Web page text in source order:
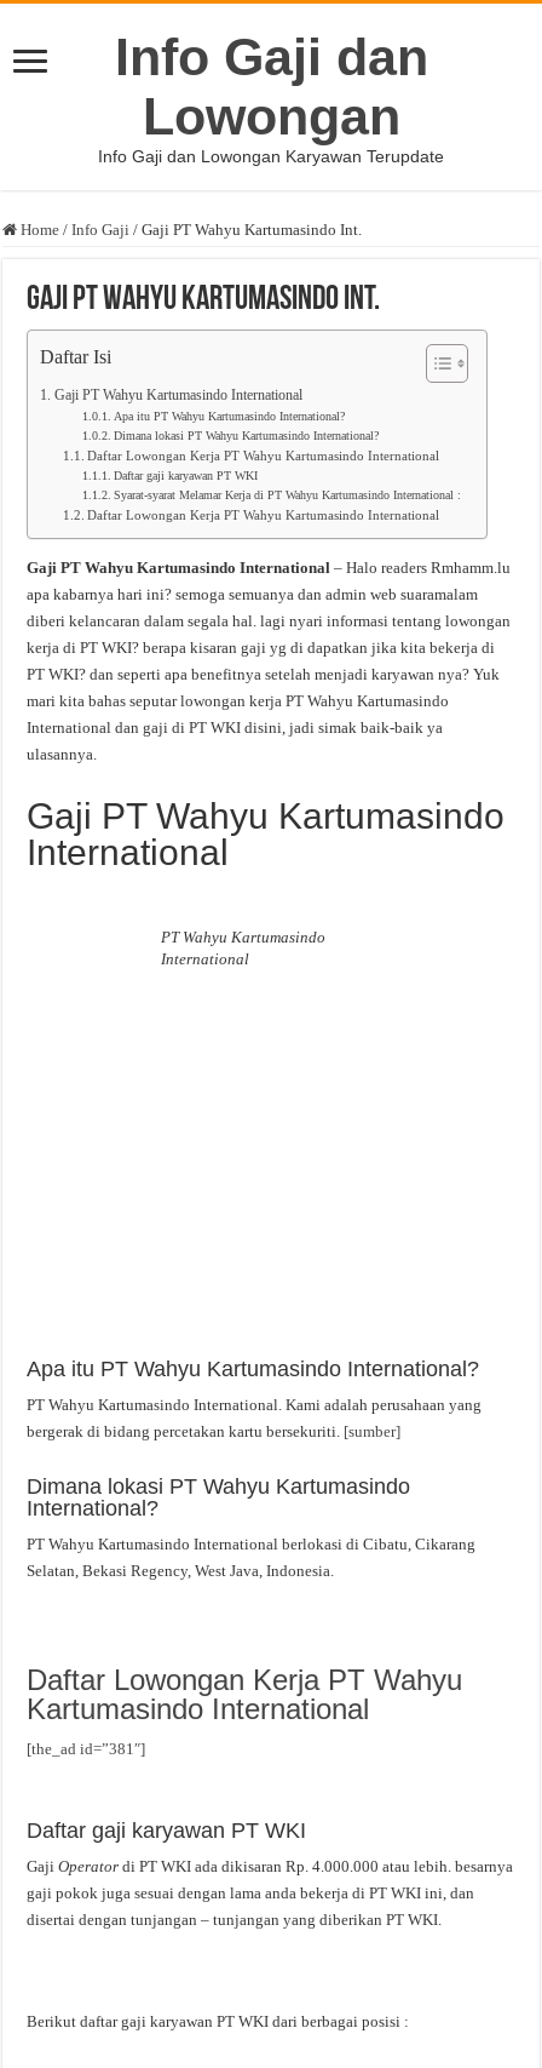
Info Gaji dan
Lowongan
Info Gaji dan Lowongan Karyawan Terupdate
Home / Info Gaji / Gaji PT Wahyu Kartumasindo Int.
Gaji PT Wahyu Kartumasindo Int.
Daftar Isi
Gaji PT Wahyu Kartumasindo International
Apa itu PT Wahyu Kartumasindo International?
Dimana lokasi PT Wahyu Kartumasindo International?
Daftar Lowongan Kerja PT Wahyu Kartumasindo International
Daftar gaji karyawan PT WKI
Syarat-syarat Melamar Kerja di PT Wahyu Kartumasindo International :
Daftar Lowongan Kerja PT Wahyu Kartumasindo International
Gaji PT Wahyu Kartumasindo International– Halo readers Rmhamm.lu
apa kabarnya hari ini? semoga semuanya dan admin web suaramalam
diberi kelancaran dalam segala hal. lagi nyari informasi tentang lowongan
kerja di PT WKI? berapa kisaran gaji yg di dapatkan jika kita bekerja di
PT WKI? dan seperti apa benefitnya setelah menjadi karyawan nya? Yuk
mari kita bahas seputar lowongan kerja PT Wahyu Kartumasindo
International dan gaji di PT WKI disini, jadi simak baik-baik ya
ulasannya.
Gaji PT Wahyu Kartumasindo
International
PT Wahyu Kartumasindo
International
Apa itu PT Wahyu Kartumasindo International?
PT Wahyu Kartumasindo International. Kami adalah perusahaan yang
bergerak di bidang percetakan kartu bersekuriti. [sumber]
Dimana lokasi PT Wahyu Kartumasindo
International?
PT Wahyu Kartumasindo International berlokasi di Cibatu, Cikarang
Selatan, Bekasi Regency, West Java, Indonesia.
Daftar Lowongan Kerja PT Wahyu
Kartumasindo International
[the_ad id=”381″]
Daftar gaji karyawan PT WKI
GajiOperatordi PT WKI ada dikisaran Rp. 4.000.000 atau lebih. besarnya
gaji pokok juga sesuai dengan lama anda bekerja di PT WKI ini, dan
disertai dengan tunjangan – tunjangan yang diberikan PT WKI.
Berikut daftar gaji karyawan PT WKI dari berbagai posisi :